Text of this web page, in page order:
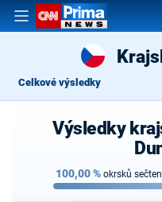
Celkové výsledky
Výsledky
100,00% okrsků